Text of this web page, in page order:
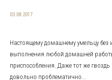
03.08.2017
Настоящему домашнему умельцу без
выполнения любой домашней
приспособления. Даже тот же
довольно проблематично...